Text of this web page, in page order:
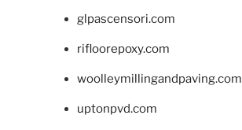
glpascensori.com
rifloorepoxy.com
woolleymillingandpaving.com
uptonpvd.com